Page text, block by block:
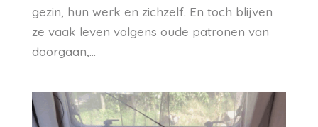
gezin, hun werk en zichzelf. En toch blijven
ze vaak leven volgens oude patronen van
doorgaan,...